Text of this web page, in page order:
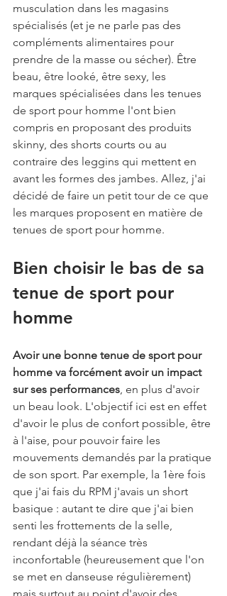
musculation dans les magasins
spécialisés (et je ne parle pas des
compléments alimentaires pour
prendre de la masse ou sécher). Être
beau, être looké, être sexy, les
marques spécialisées dans les tenues
de sport pour homme l'ont bien
compris en proposant des produits
skinny, des shorts courts ou au
contraire des leggins qui mettent en
avant les formes des jambes. Allez, j'ai
décidé de faire un petit tour de ce que
les marques proposent en matière de
tenues de sport pour homme.
Bien choisir le bas de sa
tenue de sport pour
homme
Avoir une bonne tenue de sport pour
homme va forcément avoir un impact
sur ses performances , en plus d'avoir
un beau look. L'objectif ici est en effet
d'avoir le plus de confort possible, être
à l'aise, pour pouvoir faire les
mouvements demandés par la pratique
de son sport. Par exemple, la 1ère fois
que j'ai fais du RPM j'avais un short
basique : autant te dire que j'ai bien
senti les frottements de la selle,
rendant déjà la séance très
inconfortable (heureusement que l'on
se met en danseuse régulièrement)
mais surtout au point d'avoir des